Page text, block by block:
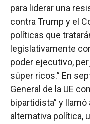
para liderar una
contra Trump y el
políticas que
legislativamente
poder ejecutivo,
súper ricos.” En
General de la UE
bipartidista” y
alternativa política,